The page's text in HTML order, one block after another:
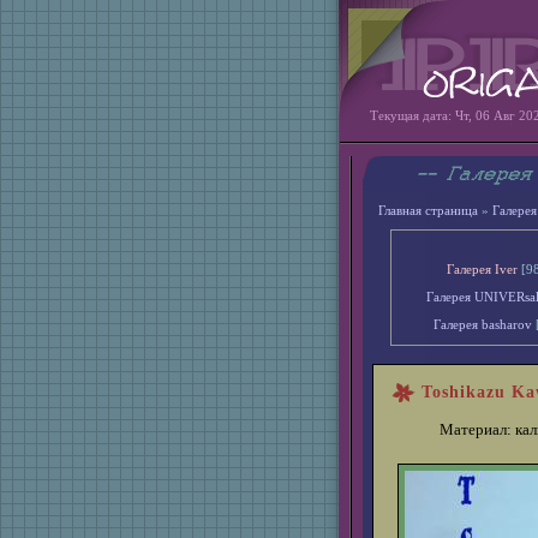
Текущая дата: Чт, 06 Авг
Главная страница » Галерея
Галерея Iver
Галерея UNIVERsal
Галерея basharov
Toshikazu
Материал: